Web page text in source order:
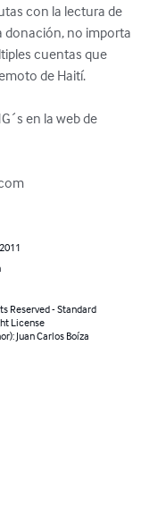
con la lectura de
donación, no importa
cuentas que
de Haití.
en la web de
Reserved - Standard
License
Juan Carlos Boíza